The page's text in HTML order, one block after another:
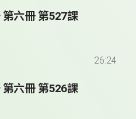
六冊 第527課
26:24
六冊 第526課